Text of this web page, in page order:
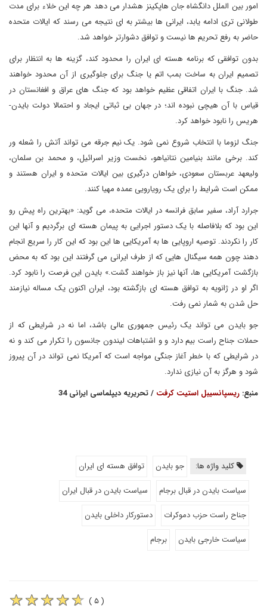
امور بین الملل دانگشاه جان هاپکینز هشدار می دهد هر چه این خلاء برای مدت
طولانی تری ادامه یابد، ایرانی ها بیشتر به ای نتیجه می رسند که ایالات متحده
حاضر به رفع تحریم ها نیست و توافق دشوارتر خواهد شد.
بدون توافقی که برنامه هسته ای ایران را محدود کند، گزینه ها به انتظار برای
تصمیم ایران به ساخت بمب اتم یا جنگ برای جلوگیری از آن محدود خواهند
شد. جنگ با ایران اتفاقی عظیم خواهد بود که جنگ های عراق و افغانستان در
قیاس با آن هیچی نبوده اند؛ در جهان بی ثباتی ایجاد و احتمالا دولت بایدن-
هریس را نابود خواهد کرد.
جنگ لزوما با انتخاب شروع نمی شود. یک نیم جرقه می تواند آتش را شعله ور
کند. برخی مانند بنیامین نتانیاهو، نخست وزیر اسرائیل، و محمد بن سلمان،
ولیعهد عربستان سعودی، خواهان درگیری بین ایالات متحده و ایران هستند و
ممکن است شرایط را برای یک رویارویی عمده مهیا کنند.
جرارد آراد، سفیر سابق فرانسه در ایالات متحده، می گوید: «بهترین راه پیش رو
این بود که بلافاصله با یک دستور اجرایی به پیمان هسته ای برگردیم و آنها این
کار را نکردند. توصیه اروپایی ها به آمریکایی ها این بود که این کار را سریع انجام
دهند چون همه سیگنال هایی که از طرف ایرانی می گرفتند این بود که به محض
بازگشت آمریکایی ها، آنها نیز باز خواهند گشت.» بایدن این فرصت را نابود کرد.
اگر او در ژانویه به توافق هسته ای بازگشته بود، ایران اکنون یک مساله نیازمند
حل شدن به شمار نمی رفت.
جو بایدن می تواند یک رئیس جمهوری عالی باشد، اما نه در شرایطی که از
حملات جناح راست بیم دارد و و اشتباهات لیندون جانسون را تکرار می کند و نه
در شرایطی که با خطر آغاز جنگی مواجه است که آمریکا نمی تواند در آن پیروز
شود و هرگز به آن نیازی ندارد.
منبع: ریسپانسیبل استیت کرفت / تحریریه دیپلماسی ایرانی 34
کلید واژه ها: جو بایدن
توافق هسته ای ایران
سیاست بایدن در قبال برجام
سیاست بایدن در قبال ایران
جناح راست حزب دموکرات
دستورکار داخلی بایدن
سیاست خارجی بایدن
برجام
( ۵ )